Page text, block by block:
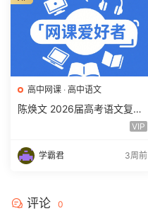
高中网课 · 高中语文
陈焕文 2026届高考语文复习
网课 高三语文 一二三轮视频
VIP
学霸君 3周前
评论 0